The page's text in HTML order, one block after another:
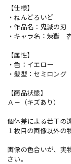
【仕様】
・ねんどろいど
・作品名：鬼滅の刃
・キャラ名：煉獄
【属性】
・色：イエロー
・髪型：セミロング
【商品状態】
Ａ－（キズあり）
個体差による若干の
１枚目の画像以外の
画像の色合いが、実
さい。